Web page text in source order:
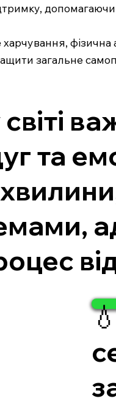
загальне
та